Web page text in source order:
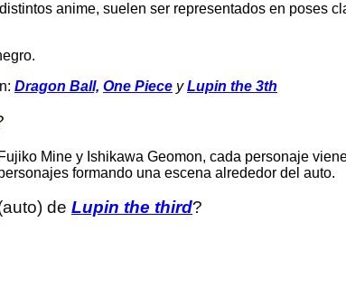
anime, suelen ser representados en poses
Dragon Ball, One Piece yLupin the 3th
Mine y Ishikawa Geomon, cada personaje
formando una escena alrededor del auto.
de Lupin the third?